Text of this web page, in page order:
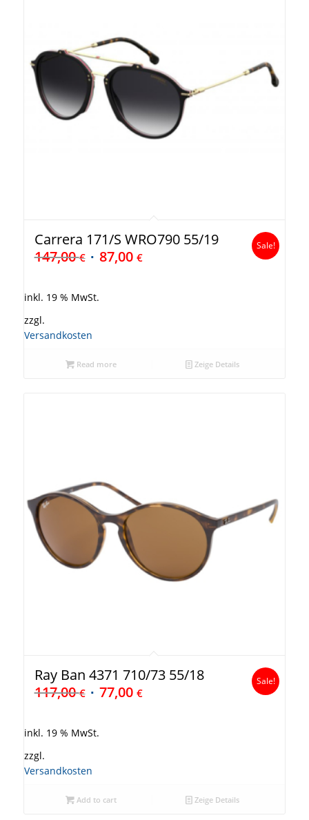
Carrera 171/S WRO790 55/19
147,00€ 87,00 €
Sale!
inkl. 19 % MwSt.
zzgl.
Versandkosten
Read more Zeige Details
Ray Ban 4371 710/73 55/18
117,00€ 77,00 €
Sale!
inkl. 19 % MwSt.
zzgl.
Versandkosten
Add to cart Zeige Details